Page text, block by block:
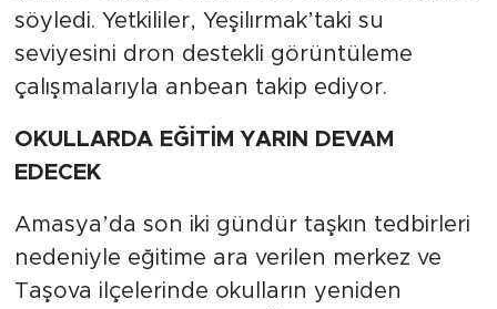
söyledi. Yetkililer, Yeşilırmak’taki su
seviyesini dron destekli görüntüleme
çalışmalarıyla anbean takip ediyor.
OKULLARDA EĞİTİM YARIN DEVAM
EDECEK
Amasya’da son iki gündür taşkın tedbirleri
nedeniyle eğitime ara verilen merkez ve
Taşova ilçelerinde okulların yeniden